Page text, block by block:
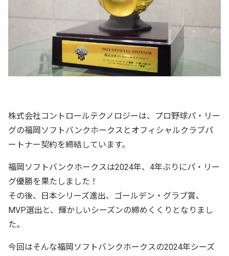
株式会社コントロールテクノロジーは、プロ野球パ・リー
グの福岡ソフトバンクホークスとオフィシャルクラブパ
ートナー契約を締結しています。
福岡ソフトバンクホークスは2024年、4年ぶりにパ・リー
グ優勝を果たしました！
その後、日本シリーズ進出、ゴールデン・グラブ賞、
MVP選出と、輝かしいシーズンの締めくくりとなりまし
た。
今回はそんな福岡ソフトバンクホークスの2024年シーズ